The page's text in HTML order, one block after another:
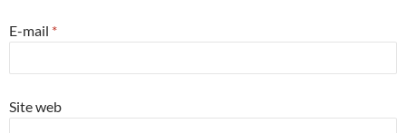
E-mail *
Site web